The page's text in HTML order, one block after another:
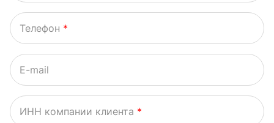
Телефон *
E-mail
ИНН компании клиента *